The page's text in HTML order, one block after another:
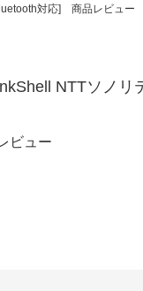
カテゴリ一覧から
対応] 商品レビュー
NTTソノリ
ビュー